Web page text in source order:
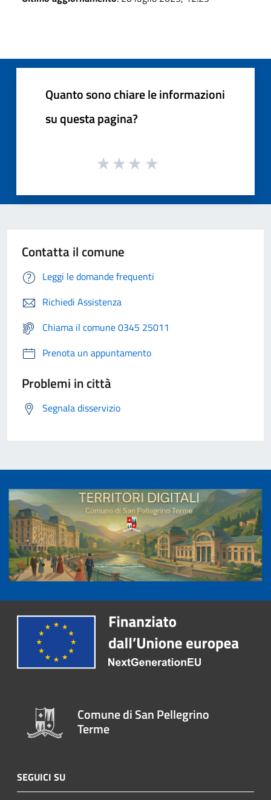
Quanto sono chiare le informazioni
su questa pagina?
Contatta il comune
Leggi le domande frequenti
Richiedi Assistenza
Chiama il comune 0345 25011
Prenota un appuntamento
Problemi in città
Segnala disservizio
Comune di San Pellegrino
Terme
SEGUICI SU